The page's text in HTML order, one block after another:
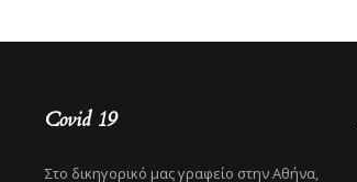
Covid 19
Στο δικηγορικό μας γραφείο στην Αθήνα,